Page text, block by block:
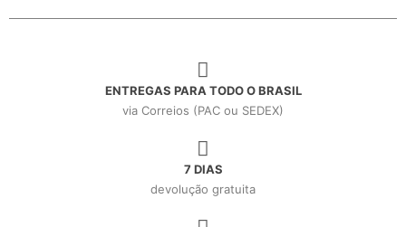
ENTREGAS PARA TODO O BRASIL
via Correios (PAC ou SEDEX)
7 DIAS
devolução gratuita